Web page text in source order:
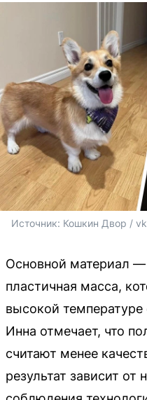
Источник: Кошкин Двор /
Основной материал —
пластичная масса,
высокой температуре
Инна отмечает, что
считают менее
результат зависит от